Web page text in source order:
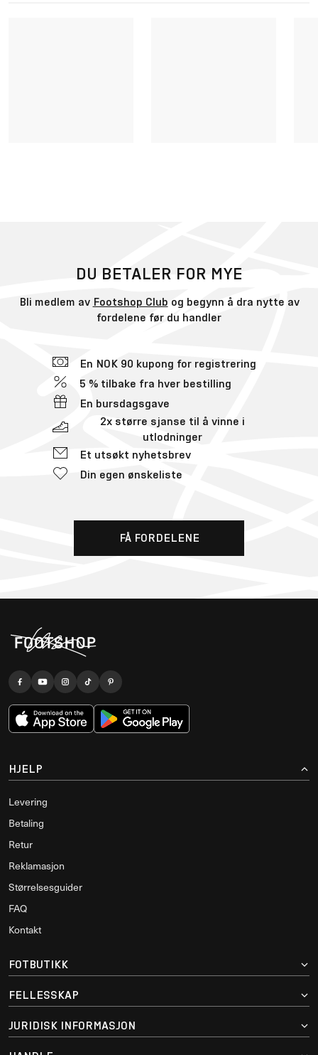
DU BETALER FOR MYE
Bli medlem av Footshop Club og begynn å dra nytte av
fordelene før du handler
En NOK 90 kupong for registrering
5 % tilbake fra hver bestilling
En bursdagsgave
2x større sjanse til å vinne i
utlodninger
Et utsøkt nyhetsbrev
Din egen ønskeliste
FÅ FORDELENE
HJELP
Levering
Betaling
Retur
Reklamasjon
Størrelsesguider
FAQ
Kontakt
FOTBUTIKK
FELLESSKAP
JURIDISK INFORMASJON